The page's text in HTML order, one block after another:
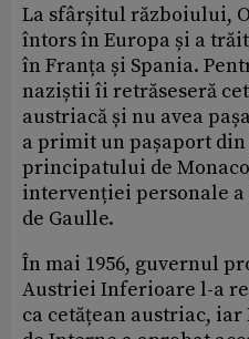
La sfârșitul războiului,
întors în Europa și a
în Franța și Spania.
naziștii îi retrăseseră
austriacă și nu avea
a primit un pașaport
principatului de
intervenției personale
de Gaulle.
În mai 1956, guvernul
Austriei Inferioare l-a
ca cetățean austriac,